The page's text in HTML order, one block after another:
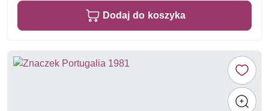
Dodaj do koszyka